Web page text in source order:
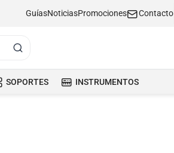
GuíasNoticiasPromociones Contacto
SOPORTES INSTRUMENTOS